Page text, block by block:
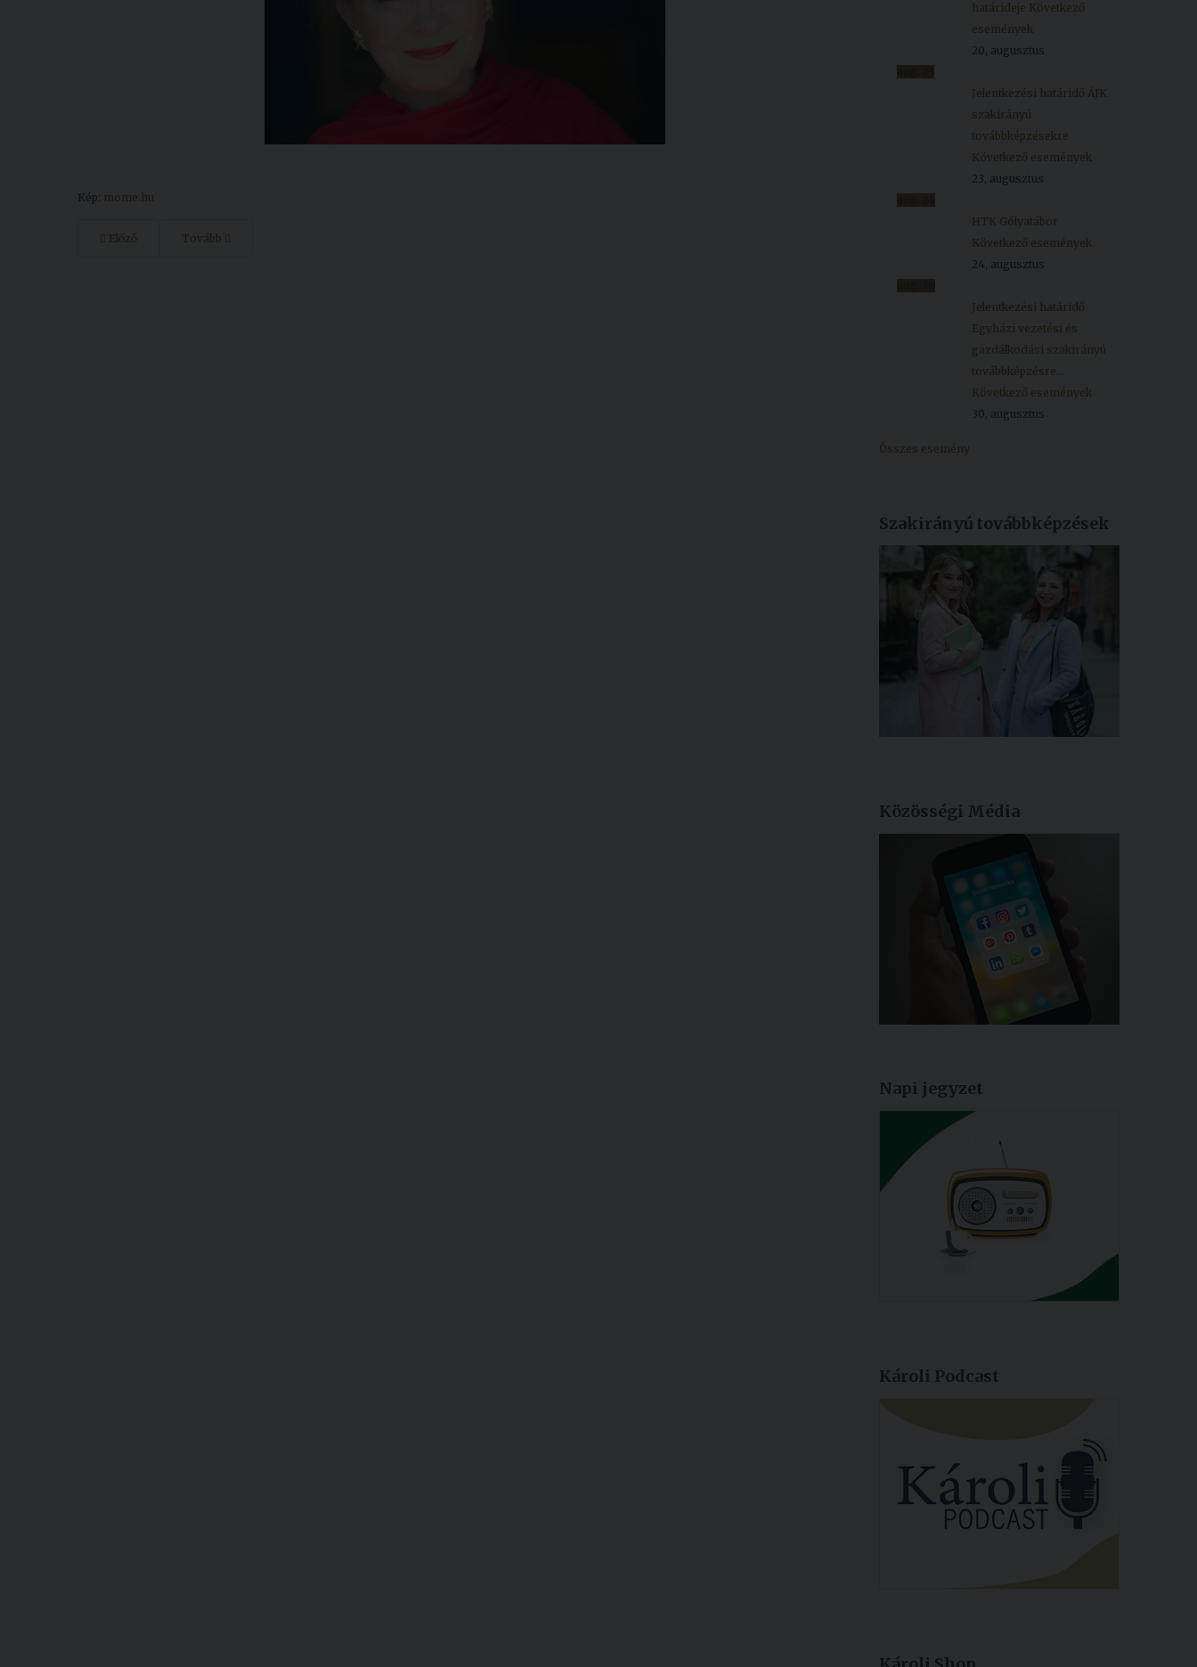
Kép: mome.hu
Előző Tovább
határideje Következő
események
20, augusztus
Jelentkezési határidő ÁJK
szakirányú
továbbképzésekre
Következő események
23, augusztus
HTK Gólyatábor
Következő események
24, augusztus
Jelentkezési határidő
Egyházi vezetési és
gazdálkodási szakirányú
továbbképzésre...
Következő események
30, augusztus
Összes esemény
Szakirányú továbbképzések
Közösségi Média
Napi jegyzet
Károli Podcast